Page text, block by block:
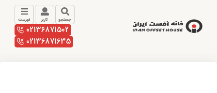
جستجو کاربر فهرست
02136871502
02136871635